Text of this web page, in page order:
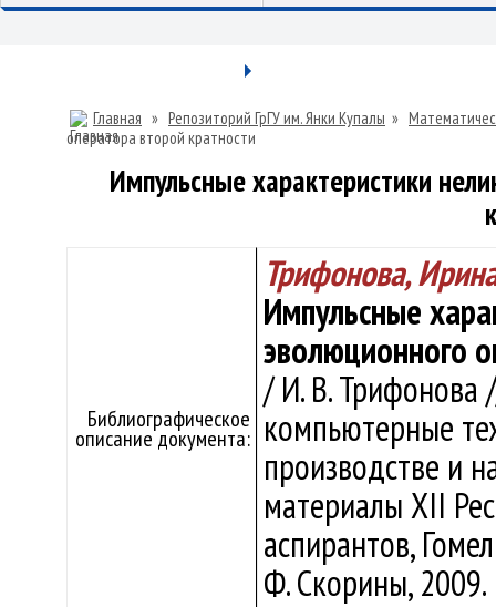
Главная » Репозиторий ГрГУ им. Янки Купалы »
оператора второй кратности
Импульсные характеристики
Библиографическое
описание документа:
Трифонова,
Импульсные
эволюционного
/ И. В. Трифонова
компьютерные
производстве и
материалы XII
аспирантов,
Ф. Скорины,